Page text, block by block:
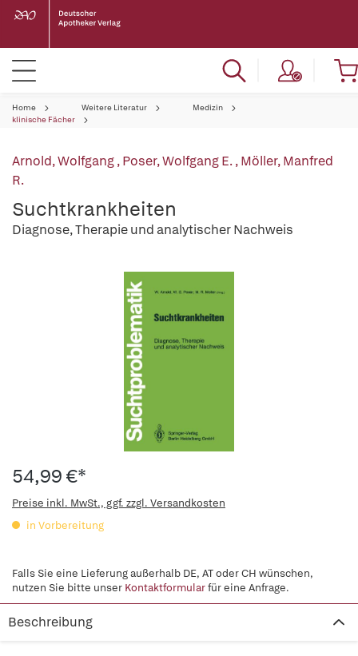
Home Weitere Literatur
Medizin
klinische Fächer
Arnold, Wolfgang,Poser, Wolfgang E.,Möller, Manfred
R.
Suchtkrankheiten
Diagnose, Therapie und analytischer Nachweis
54,99 €*
Preise inkl. MwSt., ggf. zzgl. Versandkosten
in Vorbereitung
Falls Sie eine Lieferung außerhalb DE, AT oder CH wünschen,
nutzen Sie bitte unser Kontaktformularfür eine Anfrage.
Beschreibung